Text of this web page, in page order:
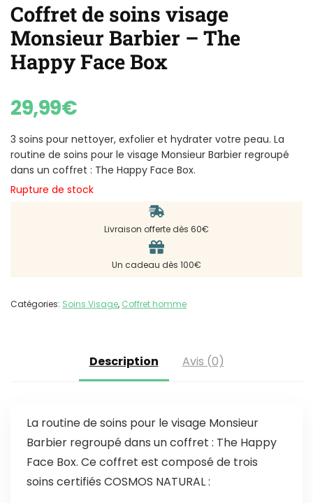
Coffret de soins visage
Monsieur Barbier – The
Happy Face Box
29,99€
3 soins pour nettoyer, exfolier et hydrater votre peau. La
routine de soins pour le visage Monsieur Barbier regroupé
dans un coffret : The Happy Face Box.
Rupture de stock
Livraison offerte dès 60€
Un cadeau dès 100€
Catégories: Soins Visage, Coffret homme
Description Avis (0)
La routine de soins pour le visage Monsieur
Barbier regroupé dans un coffret : The Happy
Face Box. Ce coffret est composé de trois
soins certifiés COSMOS NATURAL :